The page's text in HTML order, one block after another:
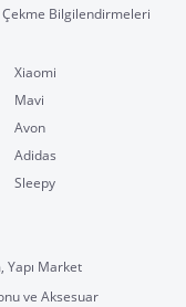
Bilgilendirmeleri
Xiaomi
Mavi
Avon
Adidas
Sleepy
Yapı Market
ve Aksesuar